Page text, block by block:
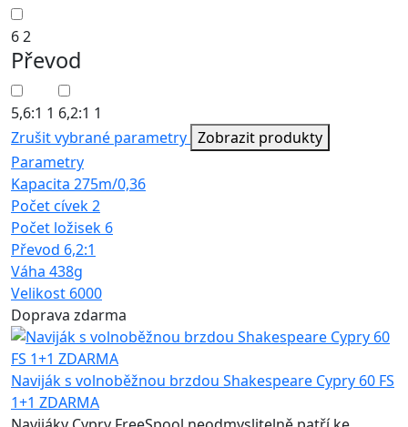
62
Převod
5,6:1 1 6,2:1 1
Zrušit vybrané parametry Zobrazit produkty
Parametry
Kapacita 275m/0,36
Počet cívek2
Počet ložisek 6
Převod 6,2:1
Váha 438g
Velikost 6000
Doprava zdarma
Naviják s volnoběžnou brzdou Shakespeare Cypry 60 FS
1+1 ZDARMA